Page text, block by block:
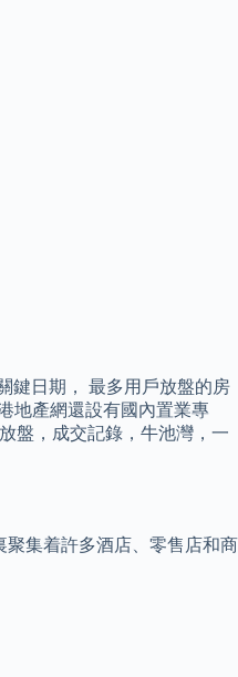
鍵日期， 最多用戶放盤的房
地產網還設有國內置業專
盤，成交記錄，牛池灣，一
集着許多酒店、零售店和商